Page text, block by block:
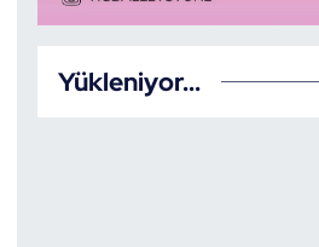
Yükleniyor...